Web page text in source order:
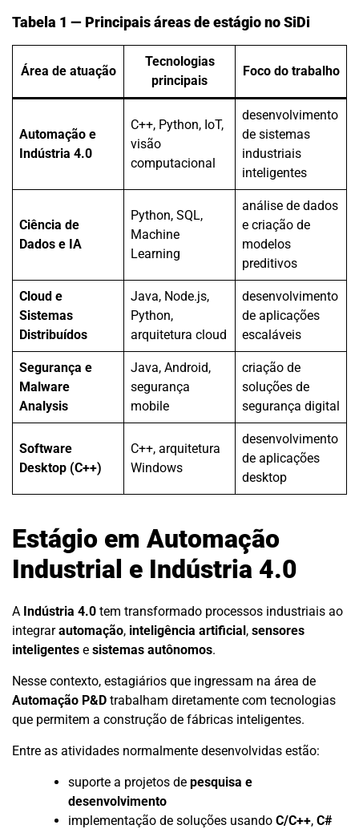
Tabela 1 — Principais áreas de estágio no SiDi
Área de atuação
Tecnologias
principais
Foco do trabalho
Automação e
Indústria 4.0
C++, Python, IoT,
visão
computacional
desenvolvimento
de sistemas
industriais
inteligentes
Ciência de
Dados e IA
Python, SQL,
Machine
Learning
análise de dados
e criação de
modelos
preditivos
Cloud e
Sistemas
Distribuídos
Java, Node.js,
Python,
arquitetura cloud
desenvolvimento
de aplicações
escaláveis
Segurança e
Malware
Analysis
Java, Android,
segurança
mobile
criação de
soluções de
segurança digital
Software
Desktop (C++)
C++, arquitetura
Windows
desenvolvimento
de aplicações
desktop
Estágio em Automação
Industrial e Indústria 4.0
A Indústria 4.0 tem transformado processos industriais ao
integrarautomação, inteligência artificial, sensores
inteligentes e sistemas autônomos.
Nesse contexto, estagiários que ingressam na área de
Automação P&D trabalham diretamente com tecnologias
que permitem a construção de fábricas inteligentes.
Entre as atividades normalmente desenvolvidas estão:
suporte a projetos de pesquisa e
desenvolvimento
implementação de soluções usando C/C++, C#